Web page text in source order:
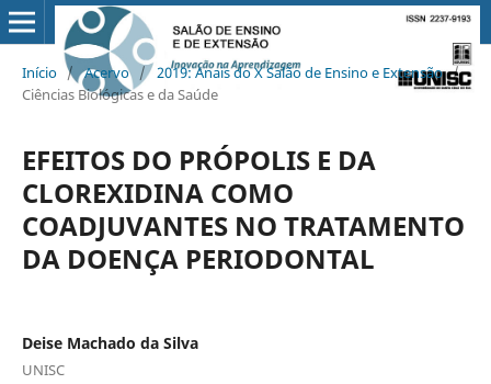
Início / Acervo / 2019: Anais do X Salão de Ensino e Extensão /
Ciências Biológicas e da Saúde
EFEITOS DO PRÓPOLIS E DA
CLOREXIDINA COMO
COADJUVANTES NO TRATAMENTO
DA DOENÇA PERIODONTAL
Deise Machado da Silva
UNISC